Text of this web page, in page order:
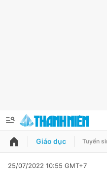
QUẢNG CÁO ĐẶT BÁO
Giáo dục Tuyển
25/07/2022 10:55 GMT+7